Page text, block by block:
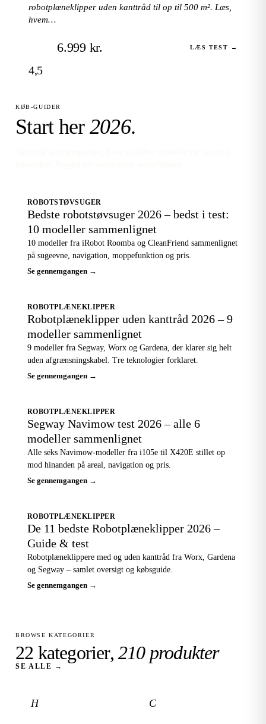
robotplæneklipper uden kanttråd til op til 500 m². Læs,
hvem…
4,5
6.999 kr. LÆS TEST →
KØB-GUIDER
Start her 2026.
ROBOTSTØVSUGER
Bedste robotstøvsuger 2026 – bedst i test:
10 modeller sammenlignet
10 modeller fra iRobot Roomba og CleanFriend sammenlignet
på sugeevne, navigation, moppefunktion og pris.
Se gennemgangen →
ROBOTPLÆNEKLIPPER
Robotplæneklipper uden kanttråd 2026 – 9
modeller sammenlignet
9 modeller fra Segway, Worx og Gardena, der klarer sig helt
uden afgrænsningskabel. Tre teknologier forklaret.
Se gennemgangen →
ROBOTPLÆNEKLIPPER
Segway Navimow test 2026 – alle 6
modeller sammenlignet
Alle seks Navimow-modeller fra i105e til X420E stillet op
mod hinanden på areal, navigation og pris.
Se gennemgangen →
ROBOTPLÆNEKLIPPER
De 11 bedste Robotplæneklipper 2026 –
Guide & test
Robotplæneklippere med og uden kanttråd fra Worx, Gardena
og Segway – samlet oversigt og købsguide.
Se gennemgangen →
BROWSE KATEGORIER
22 kategorier, 210 produkter
SE ALLE →
H C